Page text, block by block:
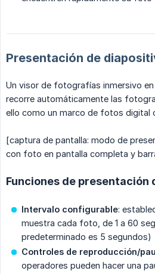
Presentación de
Un visor de fotografías inmersivo
recorre automáticamente las
ello como un marco de fotos digital
[captura de pantalla: modo de
con foto en pantalla completa y
Funciones de presentación
Intervalo configurable:
muestra cada foto, de 1 a 60
predeterminado es 5 segundos)
Controles de reproducción/
operadores pueden hacer una